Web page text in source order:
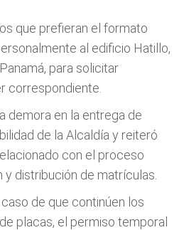
que prefieran el formato
al edificio Hatillo,
para solicitar
correspondiente.
demora en la entrega de
de la Alcaldía y reiteró
con el proceso
distribución de matrículas.
de que continúen los
placas, el permiso temporal